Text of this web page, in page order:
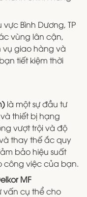
vực Bình Dương, TP
vùng lân cận,
giao hàng và
tiết kiệm thời
là một sự đầu tư
thiết bị hạng
vượt trội và độ
thay thế ắc quy
bảo hiệu suất
công việc của bạn.
MF
vấn cụ thể cho